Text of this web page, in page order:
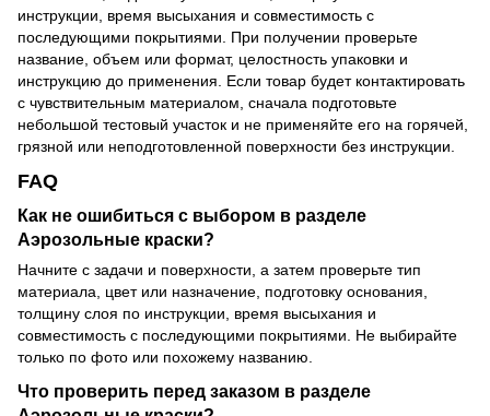
инструкции, время высыхания и совместимость с
последующими покрытиями. При получении проверьте
название, объем или формат, целостность упаковки и
инструкцию до применения. Если товар будет контактировать
с чувствительным материалом, сначала подготовьте
небольшой тестовый участок и не применяйте его на горячей,
грязной или неподготовленной поверхности без инструкции.
FAQ
Как не ошибиться с выбором в разделе
Аэрозольные краски?
Начните с задачи и поверхности, а затем проверьте тип
материала, цвет или назначение, подготовку основания,
толщину слоя по инструкции, время высыхания и
совместимость с последующими покрытиями. Не выбирайте
только по фото или похожему названию.
Что проверить перед заказом в разделе